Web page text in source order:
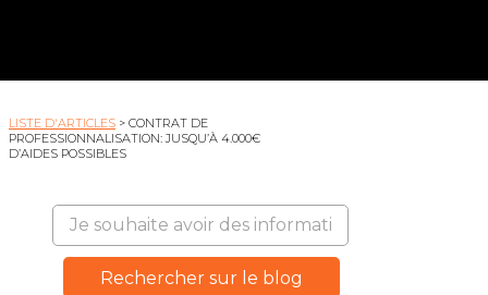
LISTE D'ARTICLES > CONTRAT DE
PROFESSIONNALISATION: JUSQU’À 4.000€
D’AIDES POSSIBLES